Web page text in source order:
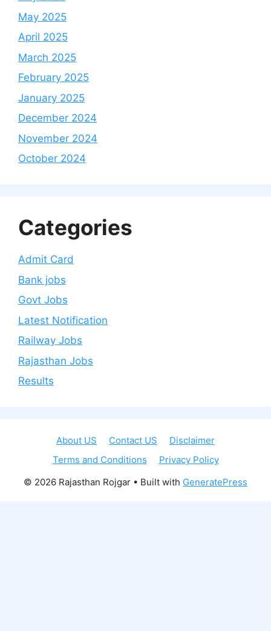
May 2025
April 2025
March 2025
February 2025
January 2025
December 2024
November 2024
October 2024
Categories
Admit Card
Bank jobs
Govt Jobs
Latest Notification
Railway Jobs
Rajasthan Jobs
Results
About US Contact US
Disclaimer
Terms and Conditions
Privacy Policy
© 2026 Rajasthan Rojgar • Built with GeneratePress